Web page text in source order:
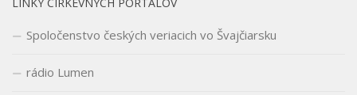
Spoločenstvo českých veriacich vo Švajčiarsku
rádio Lumen